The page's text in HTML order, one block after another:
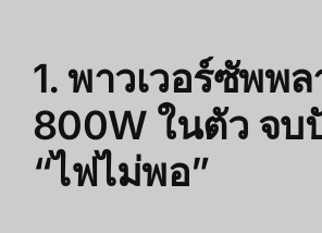
1. พาวเวอร์ซัพพ
800W ในตัว จ
“ไฟไม่พอ”